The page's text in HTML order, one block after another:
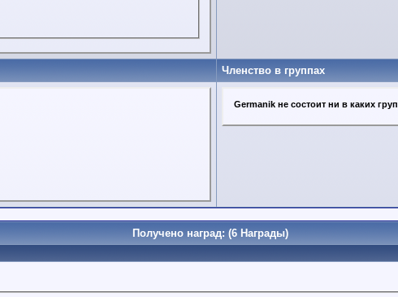
Членство в группах
Germanik не состоит ни в каких
Получено наград: (6 Награды)